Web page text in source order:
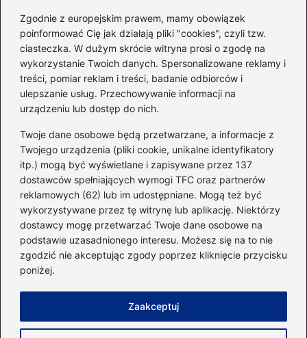
Zgodnie z europejskim prawem, mamy obowiązek
poinformować Cię jak działają pliki "cookies", czyli tzw.
ciasteczka. W dużym skrócie witryna prosi o zgodę na
wykorzystanie Twoich danych. Spersonalizowane reklamy i
treści, pomiar reklam i treści, badanie odbiorców i
ulepszanie usług. Przechowywanie informacji na
urządzeniu lub dostęp do nich.
Twoje dane osobowe będą przetwarzane, a informacje z
Twojego urządzenia (pliki cookie, unikalne identyfikatory
itp.) mogą być wyświetlane i zapisywane przez 137
dostawców spełniających wymogi TFC oraz partnerów
reklamowych (62) lub im udostępniane. Mogą też być
wykorzystywane przez tę witrynę lub aplikację. Niektórzy
dostawcy mogę przetwarzać Twoje dane osobowe na
podstawie uzasadnionego interesu. Możesz się na to nie
zgodzić nie akceptując zgody poprzez kliknięcie przycisku
poniżej.
Zaakceptuj
sylwetkę w zaledwie 90 dni
Idealny garnitur: jak dobrać
go do swojej sylwetki?
Kategorie
Dieta i kalorie(221)
Fitness(236)
Siłownia(101)
Sport(60)
Sprzęt i akcesoria(25)
Suplementy(38)